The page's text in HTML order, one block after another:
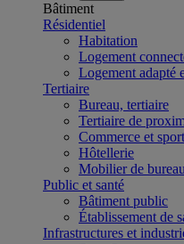
Bâtiment
Résidentiel
Habitation
Logement
Logement adapté
Tertiaire
Bureau, tertiaire
Tertiaire de
Commerce et sport
Hôtellerie
Mobilier de
Public et santé
Bâtiment public
Établissement de
Infrastructures et